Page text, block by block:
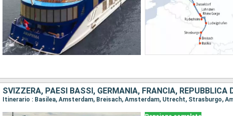
SVIZZERA, PAESI BASSI, GERMANIA, FRANCIA, REPUBBLICA